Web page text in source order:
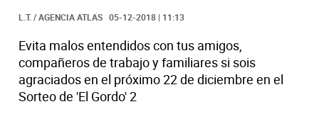
L.T. / AGENCIA ATLAS 05-12-2018 | 11:13
Evita malos entendidos con tus amigos,
compañeros de trabajo y familiares si sois
agraciados en el próximo 22 de diciembre en el
Sorteo de 'El Gordo' 2